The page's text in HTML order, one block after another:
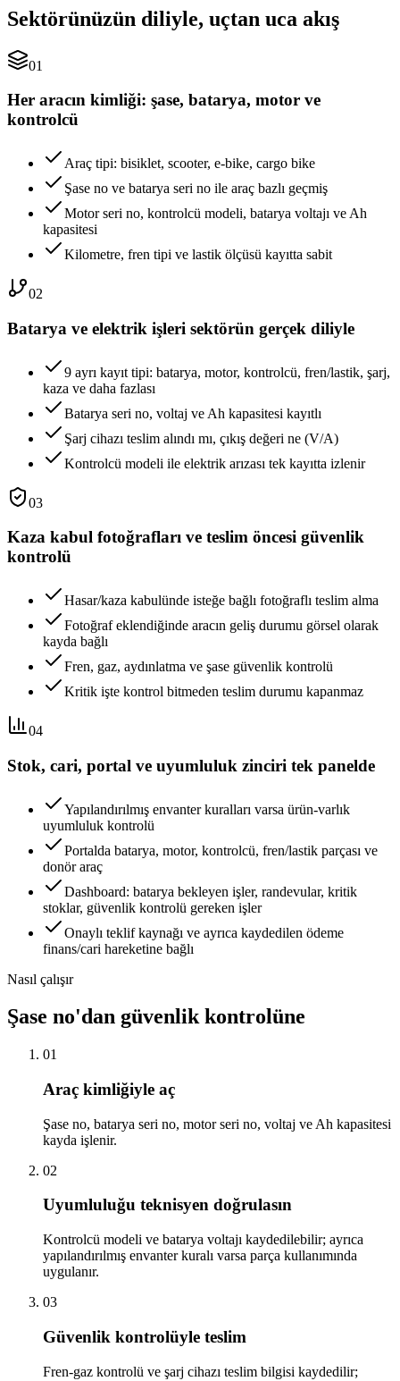
Sektörünüzün diliyle, uçtan uca akış
01
Her aracın kimliği: şase, batarya, motor ve
kontrolcü
Araç tipi: bisiklet, scooter, e-bike, cargo bike
Şase no ve batarya seri no ile araç bazlı geçmiş
Motor seri no, kontrolcü modeli, batarya voltajı ve Ah
kapasitesi
Kilometre, fren tipi ve lastik ölçüsü kayıtta sabit
02
Batarya ve elektrik işleri sektörün gerçek diliyle
9 ayrı kayıt tipi: batarya, motor, kontrolcü, fren/lastik, şarj,
kaza ve daha fazlası
Batarya seri no, voltaj ve Ah kapasitesi kayıtlı
Şarj cihazı teslim alındı mı, çıkış değeri ne (V/A)
Kontrolcü modeli ile elektrik arızası tek kayıtta izlenir
03
Kaza kabul fotoğrafları ve teslim öncesi güvenlik
kontrolü
Hasar/kaza kabulünde isteğe bağlı fotoğraflı teslim alma
Fotoğraf eklendiğinde aracın geliş durumu görsel olarak
kayda bağlı
Fren, gaz, aydınlatma ve şase güvenlik kontrolü
Kritik işte kontrol bitmeden teslim durumu kapanmaz
04
Stok, cari, portal ve uyumluluk zinciri tek panelde
Yapılandırılmış envanter kuralları varsa ürün-varlık
uyumluluk kontrolü
Portalda batarya, motor, kontrolcü, fren/lastik parçası ve
donör araç
Dashboard: batarya bekleyen işler, randevular, kritik
stoklar, güvenlik kontrolü gereken işler
Onaylı teklif kaynağı ve ayrıca kaydedilen ödeme
finans/cari hareketine bağlı
Nasıl çalışır
Şase no'dan güvenlik kontrolüne
01
Araç kimliğiyle aç
Şase no, batarya seri no, motor seri no, voltaj ve Ah kapasitesi
kayda işlenir.
02
Uyumluluğu teknisyen doğrulasın
Kontrolcü modeli ve batarya voltajı kaydedilebilir; ayrıca
yapılandırılmış envanter kuralı varsa parça kullanımında
uygulanır.
03
Güvenlik kontrolüyle teslim
Fren-gaz kontrolü ve şarj cihazı teslim bilgisi kaydedilir;